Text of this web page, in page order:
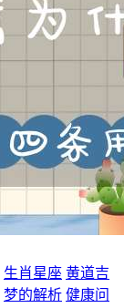
生肖星座 黄道吉
梦的解析 健康问